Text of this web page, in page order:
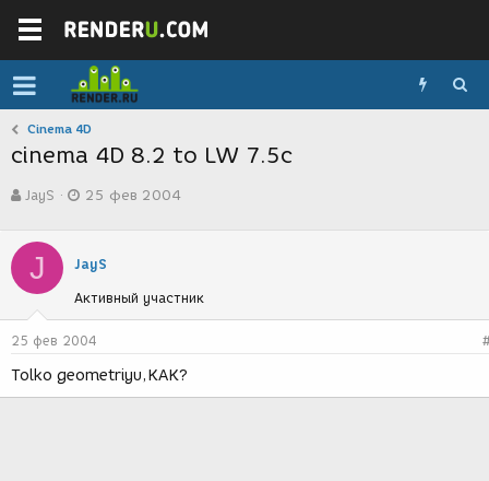
Cinema 4D
cinema 4D 8.2 to LW 7.5c
в
о
т
е
м
ы
JayS
а
с
з
д
а
и
я
25 фев 2004
J JayS
Активный участник
25 фев 2004
Tolko geometriyu,KAK?